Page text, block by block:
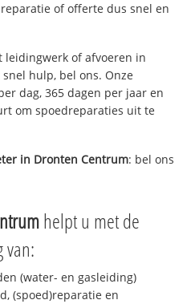
of offerte dus snel en
leidingwerk of afvoeren in
hulp, bel ons. Onze
dag, 365 dagen per jaar en
om spoedreparaties uit te
in Dronten Centrum: bel ons
helpt u met de
van:
(water- en gasleiding)
(spoed)reparatie en